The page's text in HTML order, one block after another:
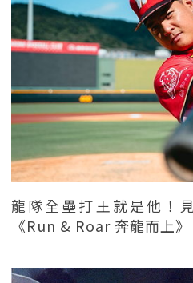
龍隊全壘打王就是他！
《Run & Roar 奔龍而上》